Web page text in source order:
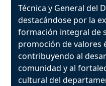
Técnica y General del
destacándose por la
formación integral de
promoción de valores
contribuyendo al
comunidad y al
cultural del